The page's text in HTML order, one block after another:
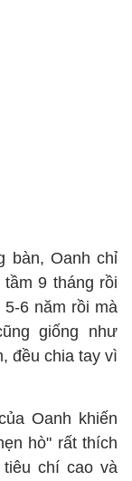
bàn, Oanh chỉ
9 tháng rồi
6 năm rồi mà
giống như
đều chia tay vì
Oanh khiến
hò" rất thích
chí cao và